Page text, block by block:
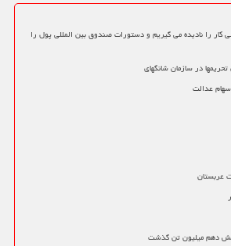
کار را نادیده می گیریم و دستورات صندوق بین المللی پول را
در سازمان شانگهای
عدالت
عربستان